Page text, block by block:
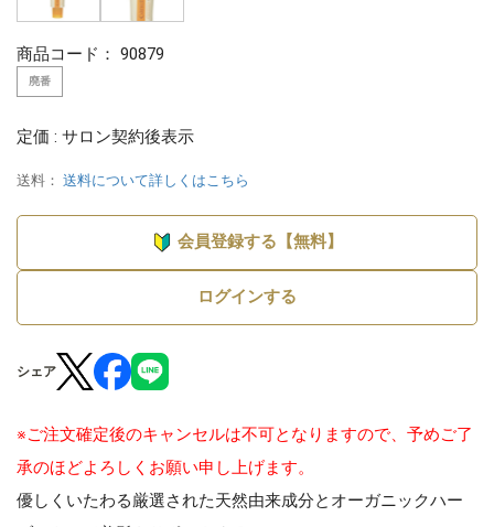
商品コード： 90879
廃番
定価 : サロン契約後表示
送料： 送料について詳しくはこちら
会員登録する【無料】
ログインする
シェア
※ご注文確定後のキャンセルは不可となりますので、予めご了
承のほどよろしくお願い申し上げます。
優しくいたわる厳選された天然由来成分とオーガニックハー